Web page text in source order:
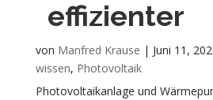
effizienter
von Manfred Krause | Juni 11,
wissen, Photovoltaik
Photovoltaikanlage und